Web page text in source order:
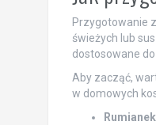
Przygotowanie
świeżych lub
dostosowane
Aby zacząć,
w domowych
Rumianek